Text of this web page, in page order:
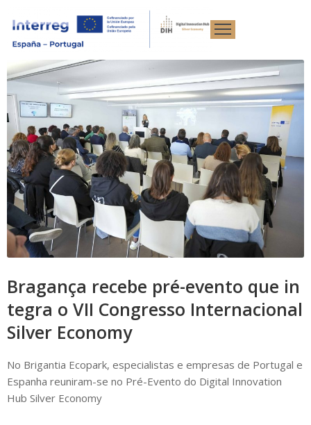
Bragança recebe pré-evento que in
tegra o VII Congresso Internacional
Silver Economy
No Brigantia Ecopark, especialistas e empresas de Portugal e
Espanha reuniram-se no Pré-Evento do Digital Innovation
Hub Silver Economy